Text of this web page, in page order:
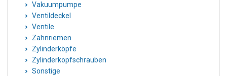
Vakuumpumpe
Ventildeckel
Ventile
Zahnriemen
Zylinderköpfe
Zylinderkopfschrauben
Sonstige